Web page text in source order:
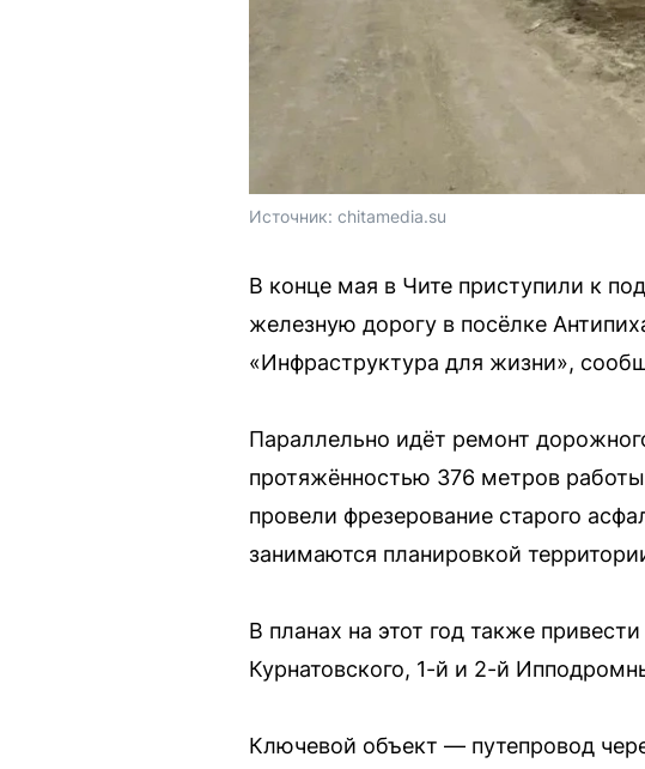
Источник: chitamedia.su
В конце мая в Чите приступили к
железную дорогу в посёлке
«Инфраструктура для жизни»,
Параллельно идёт ремонт
протяжённостью 376 метров
провели фрезерование старого
занимаются планировкой
В планах на этот год также
Курнатовского, 1-й и 2-й
Ключевой объект — путепровод